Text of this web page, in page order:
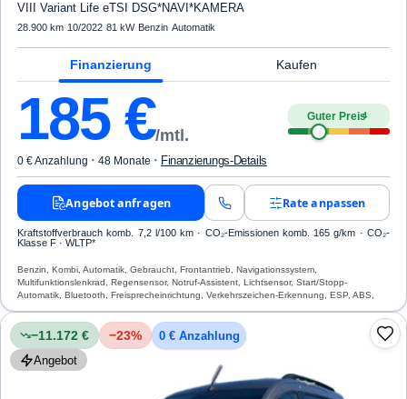
VIII Variant Life eTSI DSG*NAVI*KAMERA
28.900 km· 10/2022·81 kW· Benzin·Automatik
Finanzierung Kaufen
185€/mtl.
Guter Preis4
0 € Anzahlung · 48 Monate · Finanzierungs-Details
Angebot anfragen Rate anpassen
Kraftstoffverbrauch komb. 7,2 l/100 km · CO₂-Emissionen komb. 165 g/km · CO₂-
Klasse F · WLTP*
Benzin, Kombi, Automatik, Gebraucht, Frontantrieb, Navigationssystem,
Multifunktionslenkrad, Regensensor, Notruf-Assistent, Lichtsensor, Start/Stopp-
Automatik, Bluetooth, Freisprecheinrichtung, Verkehrszeichen-Erkennung, ESP, ABS,
−11.172 € −23%
0 € Anzahlung
Angebot